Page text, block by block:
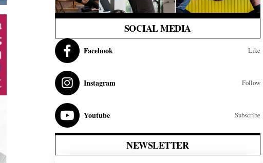
SOCIAL MEDIA
Facebook Like
Instagram Follow
Youtube Subscribe
NEWSLETTER